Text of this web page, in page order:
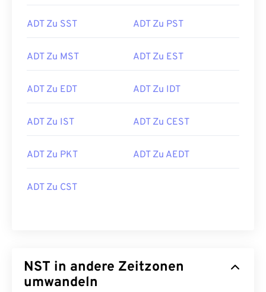
ADT Zu SST ADT Zu PST
ADT Zu MST ADT Zu EST
ADT Zu EDT ADT Zu IDT
ADT Zu IST ADT Zu CEST
ADT Zu PKT ADT Zu AEDT
ADT Zu CST
NST in andere Zeitzonen
umwandeln